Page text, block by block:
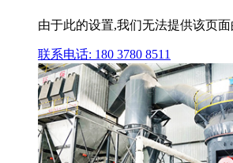
由于此的设置,我们无法提供该页面
联系电话: 180 3780 8511